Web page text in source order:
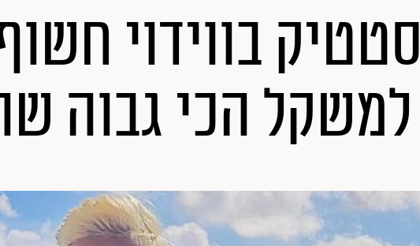
סטטיק בווידוי
למשקל הכי גבוה